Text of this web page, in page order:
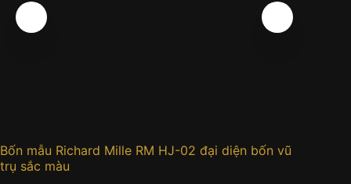
Bốn mẫu Richard Mille RM HJ-02 đại diện bốn vũ
trụ sắc màu